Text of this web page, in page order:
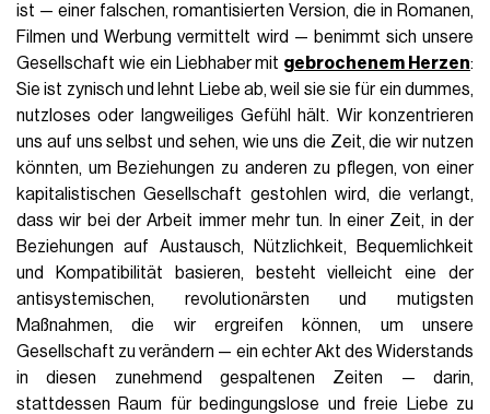
ist — einer falschen, romantisierten Version, die in Romanen,
Filmen und Werbung vermittelt wird — benimmt sich unsere
Gesellschaft wie ein Liebhaber mit gebrochenem Herzen:
Sie ist zynisch und lehnt Liebe ab, weil sie sie für ein dummes,
nutzloses oder langweiliges Gefühl hält. Wir konzentrieren
uns auf uns selbst und sehen, wie uns die Zeit, die wir nutzen
könnten, um Beziehungen zu anderen zu pflegen, von einer
kapitalistischen Gesellschaft gestohlen wird, die verlangt,
dass wir bei der Arbeit immer mehr tun. In einer Zeit, in der
Beziehungen auf Austausch, Nützlichkeit, Bequemlichkeit
und Kompatibilität basieren, besteht vielleicht eine der
antisystemischen, revolutionärsten und mutigsten
Maßnahmen, die wir ergreifen können, um unsere
Gesellschaft zu verändern — ein echter Akt des Widerstands
in diesen zunehmend gespaltenen Zeiten — darin,
stattdessen Raum für bedingungslose und freie Liebe zu